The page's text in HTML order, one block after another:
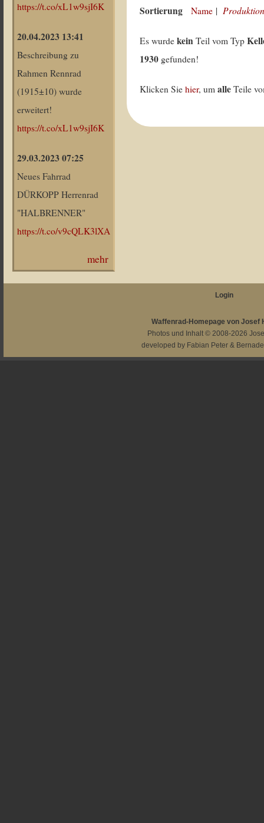
https://t.co/xL1w9sjI6K
20.04.2023 13:41
Beschreibung zu
Rahmen Rennrad
(1915±10) wurde
erweitert!
https://t.co/xL1w9sjI6K
29.03.2023 07:25
Neues Fahrrad
DÜRKOPP Herrenrad
"HALBRENNER"
https://t.co/v9cQLK3lXA
mehr
Sortierung Name |
Es wurdekein Teil vom Typ
1930 gefunden!
Klicken Siehier, umalle Teile
Login
Waffenrad-Homepage von Josef
Photos und Inhalt © 2008-2026
developed by Fabian Peter &